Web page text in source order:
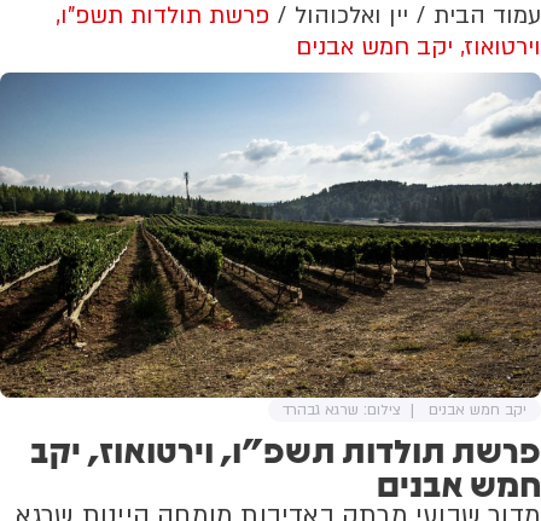
עמוד הבית יין ואלכוהול
פרשת תולדות תשפ"ו,
וירטואוז, יקב חמש אבנים
פרשת תולדות תשפ"ו, וירטואוז, יקב
חמש אבנים
יקב חמש אבנים צילום: שרגא גבהרד